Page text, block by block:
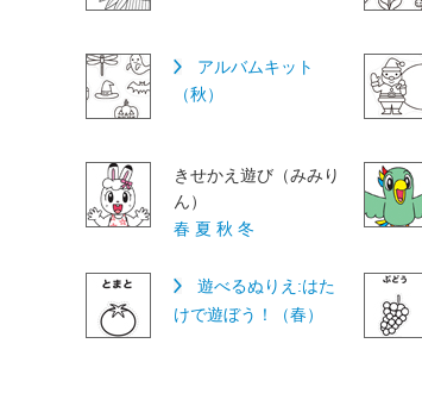
アルバムキット
（秋）
きせかえ遊び（みみり
ん）
春 夏 秋 冬
遊べるぬりえ:はた
けで遊ぼう！（春）